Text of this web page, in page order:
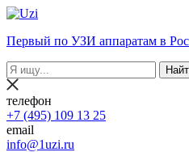
Первый по УЗИ аппаратам в
телефон
+7 (495) 109 13 25
email
info@1uzi.ru